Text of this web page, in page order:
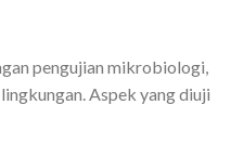
pengujian mikrobiologi,
Aspek yang diuji